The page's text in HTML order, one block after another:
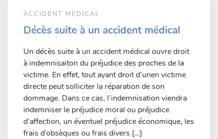
ACCIDENT MÉDICAL
Décès suite à un accident médical
Un décès suite à un accident médical ouvre droit
à indemnisaiton du préjudice des proches de la
victime. En effet, tout ayant droit d’unen victime
directe peut solliciter la réparation de son
dommage. Dans ce cas, l’indemnisation viendra
indemniser le préjudice moral ou préjudice
d’affection, un éventuel préjudice économique, les
frais d’obsèques ou frais divers […]